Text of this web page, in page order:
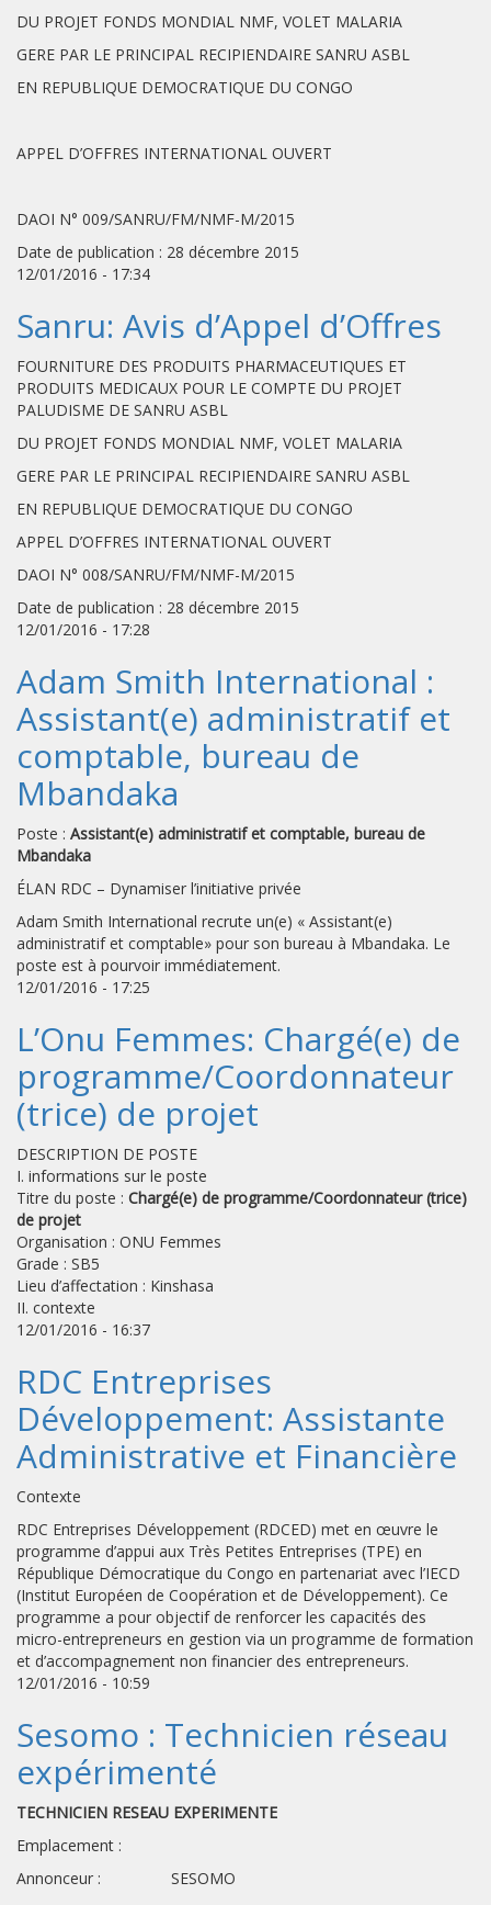
DU PROJET FONDS MONDIAL NMF, VOLET MALARIA
GERE PAR LE PRINCIPAL RECIPIENDAIRE SANRU ASBL
EN REPUBLIQUE DEMOCRATIQUE DU CONGO
APPEL D’OFFRES INTERNATIONAL OUVERT
DAOI N° 009/SANRU/FM/NMF-M/2015
Date de publication : 28 décembre 2015
12/01/2016 - 17:34
Sanru: Avis d’Appel d’Offres
FOURNITURE DES PRODUITS PHARMACEUTIQUES ET
PRODUITS MEDICAUX POUR LE COMPTE DU PROJET
PALUDISME DE SANRU ASBL
DU PROJET FONDS MONDIAL NMF, VOLET MALARIA
GERE PAR LE PRINCIPAL RECIPIENDAIRE SANRU ASBL
EN REPUBLIQUE DEMOCRATIQUE DU CONGO
APPEL D’OFFRES INTERNATIONAL OUVERT
DAOI N° 008/SANRU/FM/NMF-M/2015
Date de publication : 28 décembre 2015
12/01/2016 - 17:28
Adam Smith International :
Assistant(e) administratif et
comptable, bureau de
Mbandaka
Poste : Assistant(e) administratif et comptable, bureau de
Mbandaka
ÉLAN RDC – Dynamiser l’initiative privée
Adam Smith International recrute un(e) « Assistant(e)
administratif et comptable» pour son bureau à Mbandaka. Le
poste est à pourvoir immédiatement.
12/01/2016 - 17:25
L’Onu Femmes: Chargé(e) de
programme/Coordonnateur
(trice) de projet
DESCRIPTION DE POSTE
I. informations sur le poste
Titre du poste : Chargé(e) de programme/Coordonnateur (trice)
de projet
Organisation : ONU Femmes
Grade : SB5
Lieu d’affectation : Kinshasa
II. contexte
12/01/2016 - 16:37
RDC Entreprises
Développement: Assistante
Administrative et Financière
Contexte
RDC Entreprises Développement (RDCED) met en œuvre le
programme d’appui aux Très Petites Entreprises (TPE) en
République Démocratique du Congo en partenariat avec l’IECD
(Institut Européen de Coopération et de Développement). Ce
programme a pour objectif de renforcer les capacités des
micro-entrepreneurs en gestion via un programme de formation
et d’accompagnement non financier des entrepreneurs.
12/01/2016 - 10:59
Sesomo : Technicien réseau
expérimenté
TECHNICIEN RESEAU EXPERIMENTE
Emplacement :
Annonceur : SESOMO